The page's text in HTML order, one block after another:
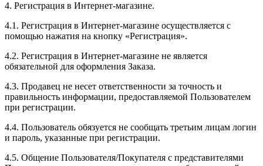
4. Регистрация в Интернет-магазине.
4.1. Регистрация в Интернет-магазине осуществляется с
помощью нажатия на кнопку «Регистрация».
4.2. Регистрация в Интернет-магазине не является
обязательной для оформления Заказа.
4.3. Продавец не несет ответственности за точность и
правильность информации, предоставляемой Пользователем
при регистрации.
4.4. Пользователь обязуется не сообщать третьим лицам логин
и пароль, указанные при регистрации.
4.5. Общение Пользователя/Покупателя с представителями